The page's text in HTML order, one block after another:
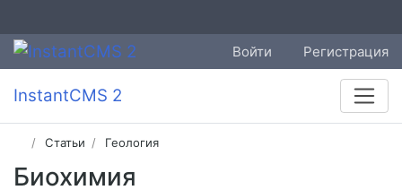
Войти Регистрация
InstantCMS 2
Статьи Геология
Биохимия